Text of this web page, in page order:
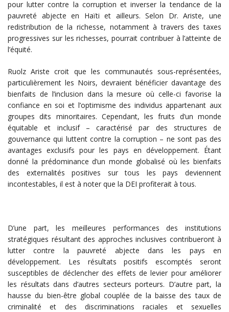
pour lutter contre la corruption et inverser la tendance de la
pauvreté abjecte en Haïti et ailleurs. Selon Dr. Ariste, une
redistribution de la richesse, notamment à travers des taxes
progressives sur les richesses, pourrait contribuer à l’atteinte de
l’équité.
Ruolz Ariste croit que les communautés sous-représentées,
particulièrement les Noirs, devraient bénéficier davantage des
bienfaits de l’inclusion dans la mesure où celle-ci favorise la
confiance en soi et l’optimisme des individus appartenant aux
groupes dits minoritaires. Cependant, les fruits d’un monde
équitable et inclusif – caractérisé par des structures de
gouvernance qui luttent contre la corruption – ne sont pas des
avantages exclusifs pour les pays en développement. Étant
donné la prédominance d’un monde globalisé où les bienfaits
des externalités positives sur tous les pays deviennent
incontestables, il est à noter que la DEI profiterait à tous.
D’une part, les meilleures performances des institutions
stratégiques résultant des approches inclusives contribueront à
lutter contre la pauvreté abjecte dans les pays en
développement. Les résultats positifs escomptés seront
susceptibles de déclencher des effets de levier pour améliorer
les résultats dans d’autres secteurs porteurs. D’autre part, la
hausse du bien-être global couplée de la baisse des taux de
criminalité et des discriminations raciales et sexuelles